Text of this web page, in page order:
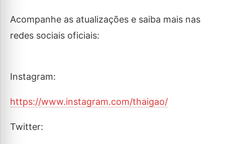
Acompanhe as atualizações e saiba mais nas
redes sociais oficiais:
Instagram:
https://www.instagram.com/thaigao/
Twitter: